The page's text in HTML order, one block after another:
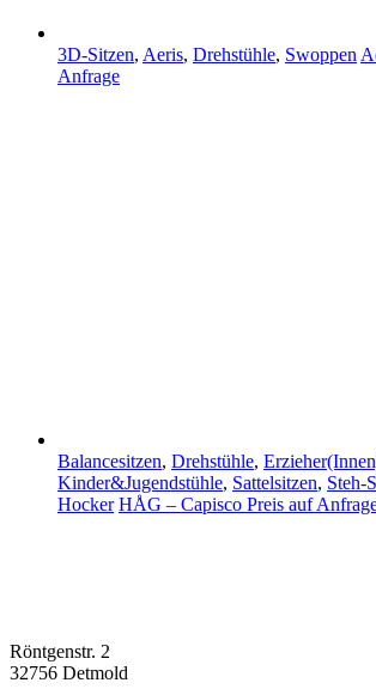
3D-Sitzen, Aeris, Drehstühle, Swoppen
Anfrage
Balancesitzen, Drehstühle,
Kinder&Jugendstühle, Sattelsitzen, Steh-
Hocker HÅG – Capisco Preis auf
Röntgenstr. 2
32756 Detmold